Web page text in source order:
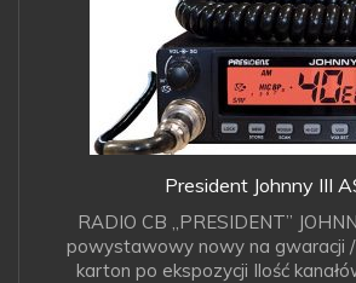
President Johnny III
RADIO CB „PRESIDENT”
powystawowy nowy na gwaracji
karton po ekspozycji Ilość